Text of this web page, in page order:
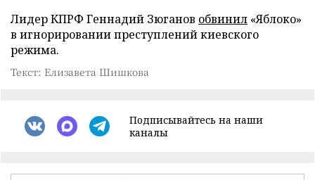
Лидер КПРФ Геннадий Зюганов обвинил «Яблоко»
в игнорировании преступлений киевского
режима.
Текст: Елизавета Шишкова
Подписывайтесь на наши
каналы